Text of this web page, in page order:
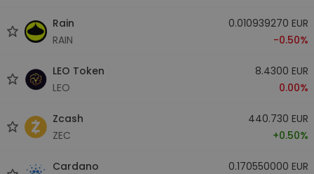
Rain
RAIN
0.010939270 EUR
-0.50%
LEO Token
LEO
8.4300 EUR
0.00%
Zcash
ZEC
440.730 EUR
+0.50%
Cardano
0.170550000 EUR